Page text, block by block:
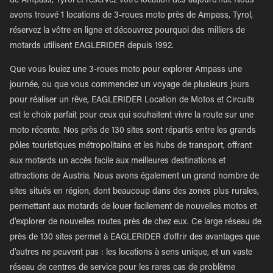
avons trouvé 1 locations de 3-roues moto près de Ampass, Tyrol,
réservez la vôtre en ligne et découvrez pourquoi des milliers de
motards utilisent EAGLERIDER depuis 1992.
Que vous louiez une 3-roues moto pour explorer Ampass une
journée, ou que vous commenciez un voyage de plusieurs jours
pour réaliser un rêve, EAGLERIDER Location de Motos et Circuits
est le choix parfait pour ceux qui souhaitent vivre la route sur une
moto récente. Nos près de 130 sites sont répartis entre les grands
pôles touristiques métropolitains et les hubs de transport, offrant
aux motards un accès facile aux meilleures destinations et
attractions de Austria. Nous avons également un grand nombre de
sites situés en région, dont beaucoup dans des zones plus rurales,
permettant aux motards de louer facilement de nouvelles motos et
d'explorer de nouvelles routes près de chez eux. Ce large réseau de
près de 130 sites permet à EAGLERIDER d'offrir des avantages que
d'autres ne peuvent pas : les locations à sens unique, et un vaste
réseau de centres de service pour les rares cas de problème